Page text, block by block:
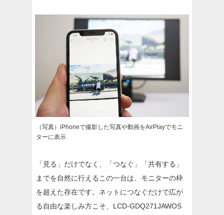
（写真）iPhoneで撮影した写真や動画をAirPlayでモニ
ターに表示
「見る」だけでなく、「つなぐ」「共有する」
までを自然に行えるこの一台は、モニターの枠
を超えた存在です。ネットにつなぐだけで広が
る自由な楽しみ方こそ、LCD-GDQ271JAWOS